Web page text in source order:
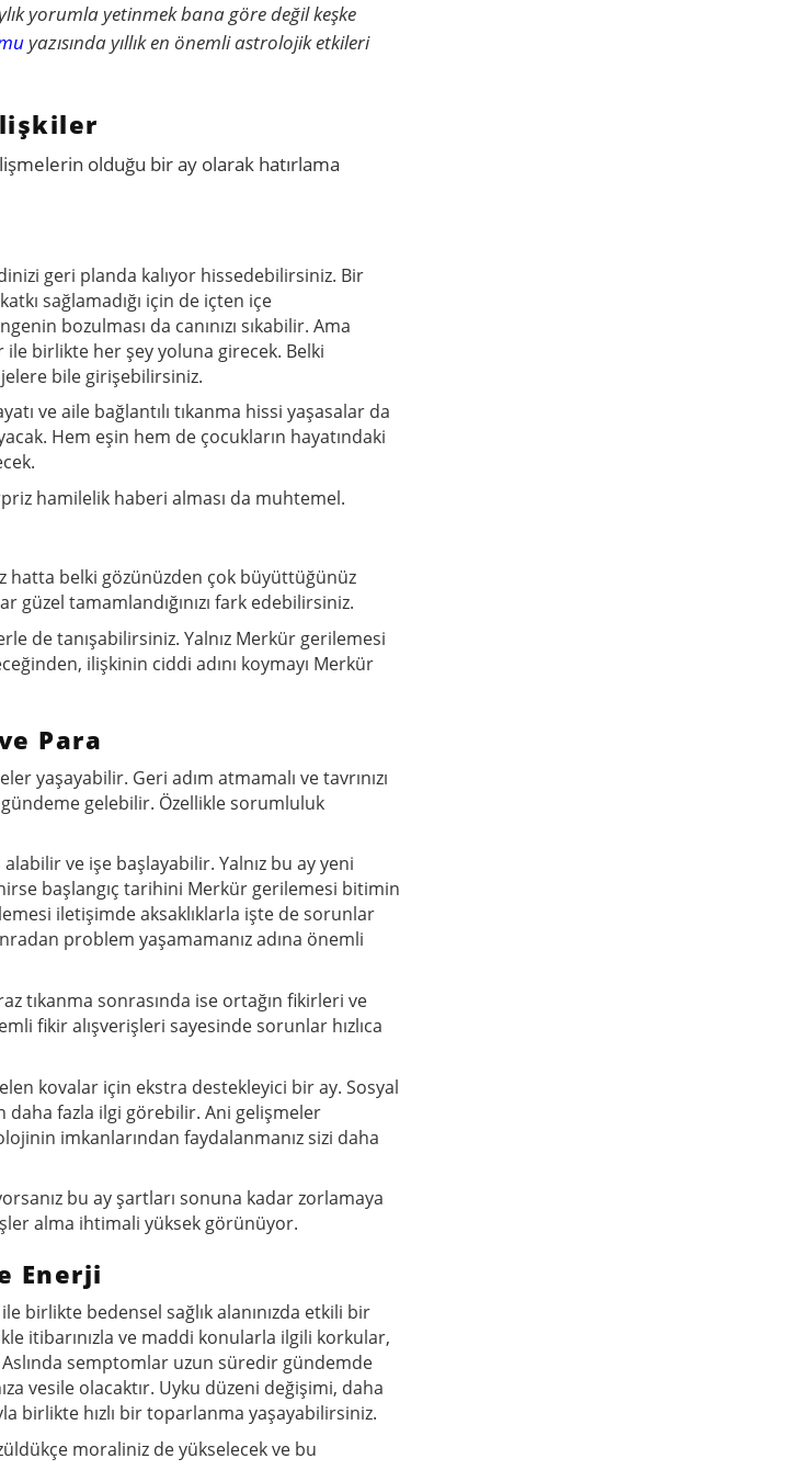
yorumla yetinmek bana göre değil keşke
yazısında yıllık en önemli astrolojik etkileri
olduğu bir ay olarak hatırlama
geri planda kalıyor hissedebilirsiniz. Bir
sağlamadığı için de içten içe
bozulması da canınızı sıkabilir. Ama
ile birlikte her şey yoluna girecek. Belki
bile girişebilirsiniz.
ve aile bağlantılı tıkanma hissi yaşasalar da
Hem eşin hem de çocukların hayatındaki
hamilelik haberi alması da muhtemel.
hatta belki gözünüzden çok büyüttüğünüz
tamamlandığınızı fark edebilirsiniz.
de tanışabilirsiniz. Yalnız Merkür gerilemesi
ilişkinin ciddi adını koymayı Merkür
Para
yaşayabilir. Geri adım atmamalı ve tavrınızı
gelebilir. Özellikle sorumluluk
ve işe başlayabilir. Yalnız bu ay yeni
başlangıç tarihini Merkür gerilemesi bitimin
iletişimde aksaklıklarla işte de sorunlar
problem yaşamamanız adına önemli
tıkanma sonrasında ise ortağın fikirleri ve
fikir alışverişleri sayesinde sorunlar hızlıca
kovalar için ekstra destekleyici bir ay. Sosyal
daha fazla ilgi görebilir. Ani gelişmeler
imkanlarından faydalanmanız sizi daha
bu ay şartları sonuna kadar zorlamaya
alma ihtimali yüksek görünüyor.
Enerji
birlikte bedensel sağlık alanınızda etkili bir
itibarınızla ve maddi konularla ilgili korkular,
Aslında semptomlar uzun süredir gündemde
vesile olacaktır. Uyku düzeni değişimi, daha
birlikte hızlı bir toparlanma yaşayabilirsiniz.
moraliniz de yükselecek ve bu